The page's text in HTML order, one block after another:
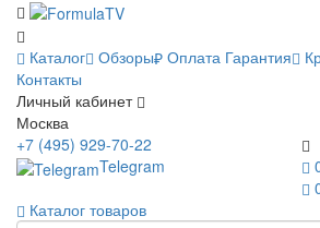
Каталог Обзоры Оплата Гарантия
Контакты
Личный кабинет
Москва
+7 (495) 929-70-22
Telegram
Каталог товаров